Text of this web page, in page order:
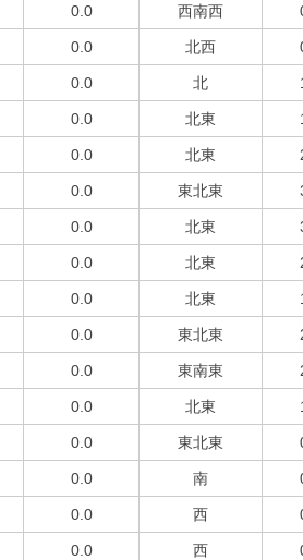
0.0 西南西
0.0 北西
0.0 北
0.0 北東
0.0 北東
0.0 東北東
0.0 北東
0.0 北東
0.0 北東
0.0 東北東
0.0 東南東
0.0 北東
0.0 東北東
0.0 南
0.0 西
0.0 西